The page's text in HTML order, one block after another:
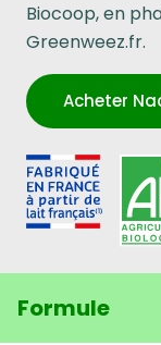
Biocoop, en
Greenweez.fr.
Acheter
Formule